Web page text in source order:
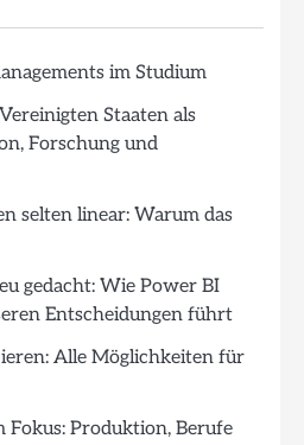
im Studium
Staaten als
Forschung und
selten linear: Warum das
gedacht: Wie Power BI
Entscheidungen führt
Alle Möglichkeiten für
Produktion, Berufe